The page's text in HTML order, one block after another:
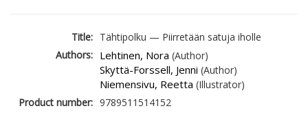
Title: Tähtipolku — Piirretään satuja iholle
Authors: Lehtinen, Nora (Author)
Skyttä-Forssell, Jenni (Author)
Niemensivu, Reetta (Illustrator)
Product number: 9789511514152